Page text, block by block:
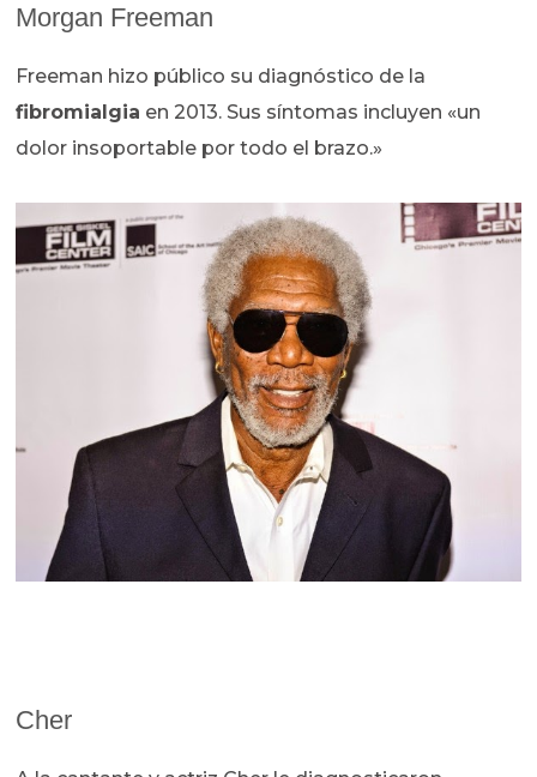
Morgan Freeman
Freeman hizo público su diagnóstico de la
fibromialgia en 2013. Sus síntomas incluyen «un
dolor insoportable por todo el brazo.»
Cher